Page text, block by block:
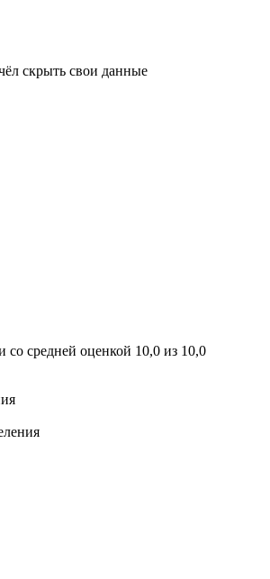
скрыть свои данные
со средней оценкой 10,0 из 10,0